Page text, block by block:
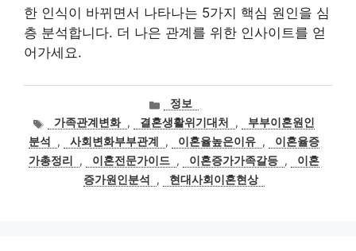
한 인식이 바뀌면서 나타나는 5가지 핵심 원인을 심
층 분석합니다. 더 나은 관계를 위한 인사이트를 얻
어가세요.
카
테
고
리
정보
태
그
가족관계변화 , 결혼생활위기대처 ,
부부이혼원인
분석
, 사회변화부부관계 , 이혼율높은이유 ,
이혼율증
가총정리
, 이혼전문가이드 , 이혼증가가족갈등 ,
이혼
증가원인분석
, 현대사회이혼현상